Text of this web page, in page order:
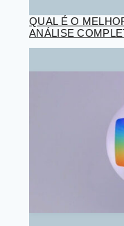
QUAL É O
ANÁLISE